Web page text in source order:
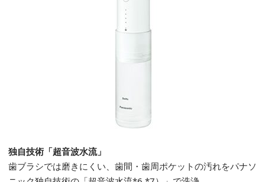
独自技術「超音波水流」
歯ブラシでは磨きにくい、歯間・歯周ポケットの汚れをパナソ